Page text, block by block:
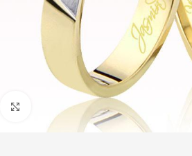
Faceți click pentru a mări